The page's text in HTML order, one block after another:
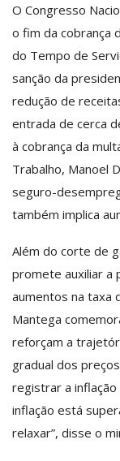
O Congresso
o fim da cobrança
do Tempo de
sanção da
redução de
entrada de cerca
à cobrança da
Trabalho, Manoel
seguro-
também implica
Além do corte de
promete auxiliar a
aumentos na taxa
Mantega
reforçam a
gradual dos
registrar a inflação
inflação está
relaxar”, disse o